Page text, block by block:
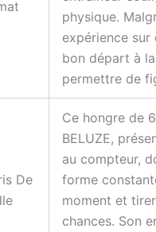
physique.
expérience
bon départ à
permettre de
De
Ce hongre de
BELUZE,
au compteur,
forme
moment et
chances. Son